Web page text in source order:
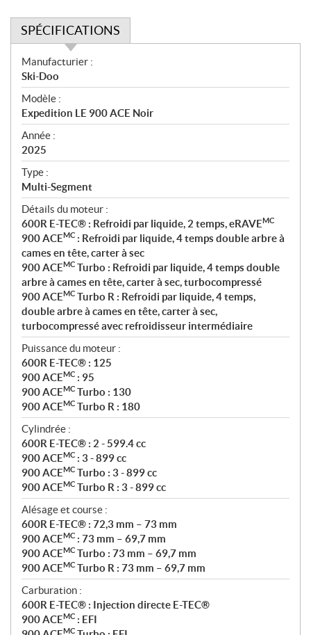
SPÉCIFICATIONS
S
p
é
c
i
f
i
c
a
t
i
o
n
s
Manufacturier :
Ski-Doo
Modèle :
Expedition LE 900 ACE Noir
Année :
2025
Type :
Multi-Segment
Détails du moteur :
600R E-TEC® : Refroidi par liquide, 2 temps, eRAVEMC
900 ACEMC : Refroidi par liquide, 4 temps double arbre à
cames en tête, carter à sec
900 ACEMC Turbo : Refroidi par liquide, 4 temps double
arbre à cames en tête, carter à sec, turbocompressé
900 ACEMC Turbo R : Refroidi par liquide, 4 temps,
double arbre à cames en tête, carter à sec,
turbocompressé avec refroidisseur intermédiaire
Puissance du moteur :
600R E-TEC® : 125
900 ACEMC : 95
900 ACEMC Turbo : 130
900 ACEMC Turbo R : 180
Cylindrée :
600R E-TEC® : 2 - 599.4 cc
900 ACEMC : 3 - 899 cc
900 ACEMC Turbo : 3 - 899 cc
900 ACEMC Turbo R : 3 - 899 cc
Alésage et course :
600R E-TEC® : 72,3 mm – 73 mm
900 ACEMC : 73 mm – 69,7 mm
900 ACEMC Turbo : 73 mm – 69,7 mm
900 ACEMC Turbo R : 73 mm – 69,7 mm
Carburation :
600R E-TEC® : Injection directe E-TEC®
900 ACEMC : EFI
MC